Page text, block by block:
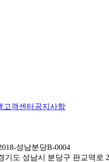
고객센터 공지사항
성남분당B-0004
기도 성남시 분당구 판교역로